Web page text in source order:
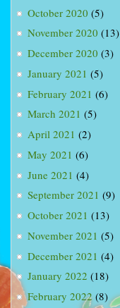
October 2020 (5)
November 2020 (13)
December 2020 (3)
January 2021 (5)
February 2021 (6)
March 2021 (5)
April 2021 (2)
May 2021 (6)
June 2021 (4)
September 2021 (9)
October 2021 (13)
November 2021 (5)
December 2021 (4)
January 2022 (18)
February 2022 (8)